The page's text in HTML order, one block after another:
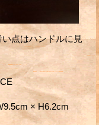
点はハンドルに見
× H6.2cm